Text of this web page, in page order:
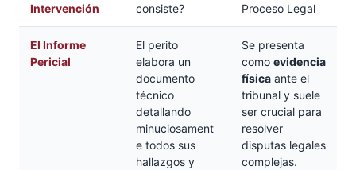
Intervención
consiste?
Proceso Legal
El Informe
Pericial
El perito
elabora un
documento
técnico
detallando
minuciosament
e todos sus
hallazgos y
Se presenta
como evidencia
física ante el
tribunal y suele
ser crucial para
resolver
disputas legales
complejas.